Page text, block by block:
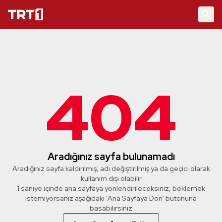
404
Aradığınız sayfa bulunamadı
Aradığınız sayfa kaldırılmış, adı değiştirilmiş ya da geçici olarak
kullanım dışı olabilir
1 saniye içinde ana sayfaya yönlendirileceksiniz, beklemek
istemiyorsanız aşağıdaki 'Ana Sayfaya Dön' butonuna
basabilirsiniz